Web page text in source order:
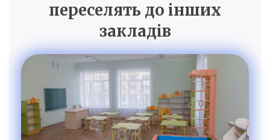
переселять до інших
закладів